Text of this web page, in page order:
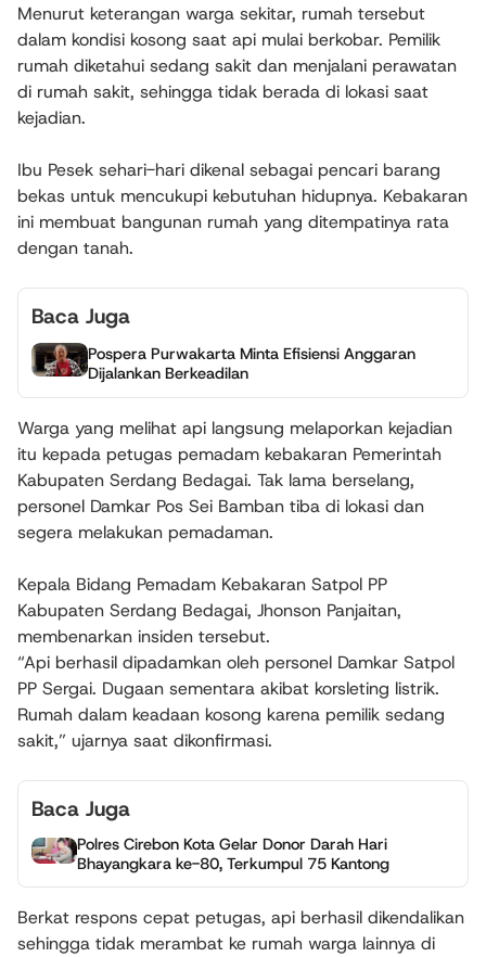
Menurut keterangan warga sekitar, rumah tersebut
dalam kondisi kosong saat api mulai berkobar. Pemilik
rumah diketahui sedang sakit dan menjalani perawatan
di rumah sakit, sehingga tidak berada di lokasi saat
kejadian.
Ibu Pesek sehari-hari dikenal sebagai pencari barang
bekas untuk mencukupi kebutuhan hidupnya. Kebakaran
ini membuat bangunan rumah yang ditempatinya rata
dengan tanah.
Baca Juga
Pospera Purwakarta Minta Efisiensi Anggaran
Dijalankan Berkeadilan
Warga yang melihat api langsung melaporkan kejadian
itu kepada petugas pemadam kebakaran Pemerintah
Kabupaten Serdang Bedagai. Tak lama berselang,
personel Damkar Pos Sei Bamban tiba di lokasi dan
segera melakukan pemadaman.
Kepala Bidang Pemadam Kebakaran Satpol PP
Kabupaten Serdang Bedagai, Jhonson Panjaitan,
membenarkan insiden tersebut.
“Api berhasil dipadamkan oleh personel Damkar Satpol
PP Sergai. Dugaan sementara akibat korsleting listrik.
Rumah dalam keadaan kosong karena pemilik sedang
sakit,” ujarnya saat dikonfirmasi.
Baca Juga
Polres Cirebon Kota Gelar Donor Darah Hari
Bhayangkara ke-80, Terkumpul 75 Kantong
Berkat respons cepat petugas, api berhasil dikendalikan
sehingga tidak merambat ke rumah warga lainnya di